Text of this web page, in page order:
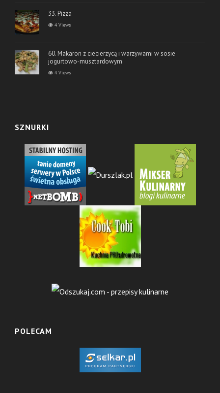
33. Pizza
4 Views
60. Makaron z ciecierzycą i warzywami w sosie
jogurtowo-musztardowym
4 Views
SZNURKI
POLECAM